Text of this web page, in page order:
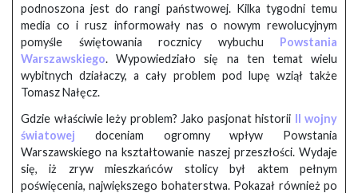
podnoszona jest do rangi państwowej. Kilka tygodni temu
media co i rusz informowały nas o nowym rewolucyjnym
pomyśle świętowania rocznicy wybuchu Powstania
Warszawskiego. Wypowiedziało się na ten temat wielu
wybitnych działaczy, a cały problem pod lupę wziął także
Tomasz Nałęcz.
Gdzie właściwie leży problem? Jako pasjonat historii II wojny
światowej doceniam ogromny wpływ Powstania
Warszawskiego na kształtowanie naszej przeszłości. Wydaje
się, iż zryw mieszkańców stolicy był aktem pełnym
poświęcenia, największego bohaterstwa. Pokazał również po